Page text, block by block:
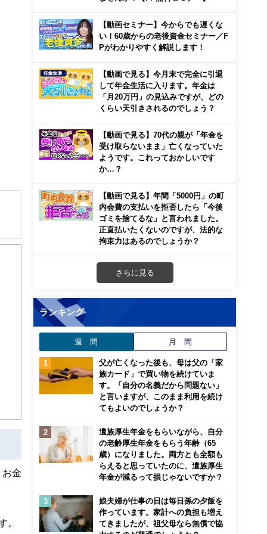
お金
。
【動画セミナー】今からでも遅くな
い！60歳からの老後資金セミナー／F
Pがわかりやすく解説します！
【動画で見る】今月末で完全に引退
して年金生活に入ります。年金は
「月20万円」の見込みですが、どの
くらい天引きされるのでしょう？
【動画で見る】70代の親が「年金を
受け取らないまま」亡くなっていた
ようです。これっておかしいです
か…？
【動画で見る】年間「5000円」の町
内会費の支払いを拒否したら「今後
ゴミを捨てるな」と言われました。
正直払いたくないのですが、法的な
拘束力はあるのでしょうか？
さらに見る
ランキング
週 間 月 間
父が亡くなった後も、母は父の「家
族カード」で買い物を続けていま
す。「自分の名義だから問題ない」
と言いますが、このまま利用を続け
てもよいのでしょうか？
遺族厚生年金をもらいながら、自分
の老齢厚生年金をもらう年齢（65
歳）になりました。両方とも全額も
らえると思っていたのに、遺族厚生
年金が減るって損じゃないですか？
娘夫婦が仕事の日は毎日孫の夕飯を
作っています。家計への負担も増え
てきましたが、祖父母なら無償で協